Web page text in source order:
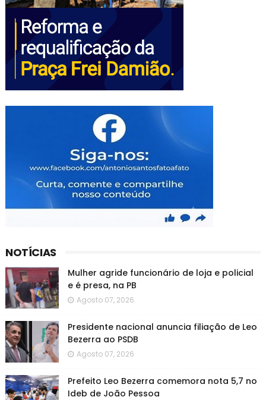
NOTÍCIAS
Mulher agride funcionário de loja e policial
e é presa, na PB
Agosto 07, 2026
Presidente nacional anuncia filiação de Leo
Bezerra ao PSDB
Agosto 07, 2026
Prefeito Leo Bezerra comemora nota 5,7 no
Ideb de João Pessoa